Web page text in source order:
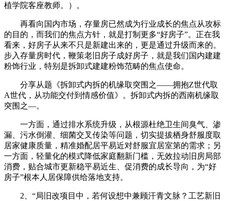
植学院客座教师。）。
再看向国内市场，存量房已然成为行业成长的焦点从攻标
的目的，而我们的焦点方针，就是打制更多“好房子”。正在我
看来，好房子从来不只是新建出来的，更是通过升级而来的。
步入存量房时代，鞭策老旧房子成好房子，就是我们国内建建
粉饰行业，特别是拆卸式建建粉饰范畴的焦点使命。
分享从题《拆卸式内拆的机缘取突围之——拥抱Z世代取
A世代，从功能交付到情感价值》。拆卸式内拆的西南机缘取
突围之—。
一方面，通过排水系统升级，从根源杜绝卫生间臭气、渗
漏、污水倒灌、细菌交叉传染等问题，切实提拔栖身舒服度取
居家健康质量，精准婚配居平易近对舒服宜居室第的需求；另
一方面，轻量化的模式降低家庭翻新门槛，无效拉动旧房局部
消费，贴合城市更新稳平易近生、促消费的成长导向，为“好
房子”根本人居保障供给落地支持。
2、“局旧改项目中，若何设想中兼顾汗青文脉？工艺新旧